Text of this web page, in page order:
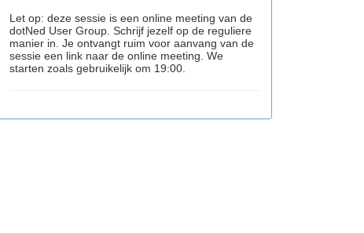
Let op: deze sessie is een online meeting van de
dotNed User Group. Schrijf jezelf op de reguliere
manier in. Je ontvangt ruim voor aanvang van de
sessie een link naar de online meeting. We
starten zoals gebruikelijk om 19:00.